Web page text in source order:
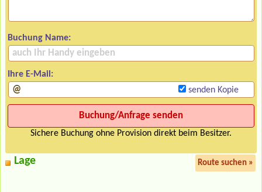
Buchung Name:
Ihre E-Mail:
senden Kopie
Sichere Buchung ohne Provision direkt beim Besitzer.
Lage Route suchen »